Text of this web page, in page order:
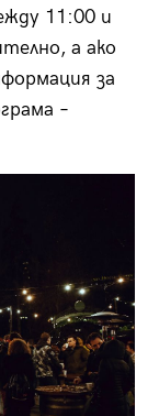
11:00 и
а ако
за
–